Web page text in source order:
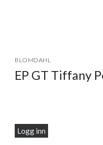
of
1
BLOMDAHL
EP GT Tiffany
Logg inn